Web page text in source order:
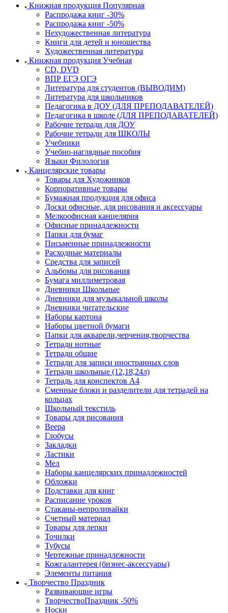
Книжная продукция Популярная
Распродажа книг -30%
Распродажа книг -50%
Нехудожественная литература
Книги для детей и юношества
Художественная литература
Книжная продукция Учебная
CD, DVD
ВПР ЕГЭ ОГЭ
Литература для студентов (ВЫВОДИМ)
Литература для школьников
Педагогика в ДОУ (ДЛЯ ПРЕПОДАВАТЕЛЕЙ)
Педагогика в школе (ДЛЯ ПРЕПОДАВАТЕЛЕЙ)
Рабочие тетради для ДОУ
Рабочие тетради для ШКОЛЫ
Учебники
Учебно-наглядные пособия
Языки Филология
Канцелярские товары
Товары для Художников
Корпоративные товары
Бумажная продукция для офиса
Доски офисные, для рисования и аксессуары
Мелкоофисная канцелярия
Офисные принадлежности
Папки для бумаг
Письменные принадлежности
Расходные материалы
Средства для записей
Альбомы для рисования
Бумага миллиметровая
Дневники Школьные
Дневники для музыкальной школы
Дневники читательские
Наборы картона
Наборы цветной бумаги
Папки для акварели,черчения,творчества
Тетради нотные
Тетради общие
Тетради для записи иностранных слов
Тетради школьные (12,18,24л)
Тетрадь для конспектов А4
Сменные блоки и разделители для тетрадей на
кольцах
Школьный текстиль
Товары для рисования
Веера
Глобусы
Закладки
Ластики
Мел
Наборы канцелярских принадлежностей
Обложки
Подставки для книг
Расписание уроков
Стаканы-непроливайки
Счетный материал
Товары для лепки
Точилки
Тубусы
Чертежные принадлежности
Кожгалантерея (бизнес-аксессуары)
Элементы питания
Творчество Праздник
Развивающие игры
ТворчествоПраздник -50%
Носки